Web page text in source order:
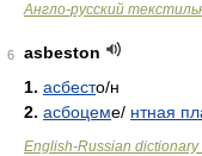
Англо-русский
6
asbeston
1. асбесто/н
2. асбоцеме/ нтная
English-Russian